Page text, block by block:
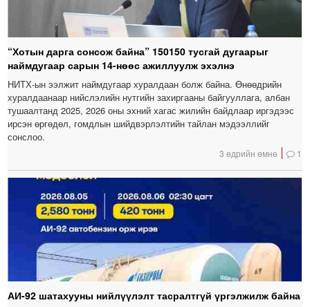
“Хотын дарга сонсож байна” 150150 тусгай дугаарыг
наймдугаар сарын 14-нөөс ажиллуулж эхэлнэ
НИТХ-ын ээлжит наймдугаар хуралдаан болж байна. Өнөөдрийн
хуралдаанаар нийслэлийн нутгийн захиргааны байгууллага, албан
тушаалтанд 2025, 2026 оны эхний хагас жилийн байдлаар иргэдээс
ирсэн өргөдөл, гомдлын шийдвэрлэлтийн тайлан мэдээллийг
сонслоо.
3 өдрийн өмнө 1
АИ-92 шатахууны нийлүүлэлт тасралтгүй үргэлжилж байна